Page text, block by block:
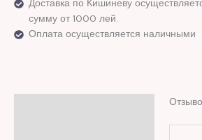
Доставка по Кишиневу
сумму от 1000 лей.
Оплата осуществляется наличными